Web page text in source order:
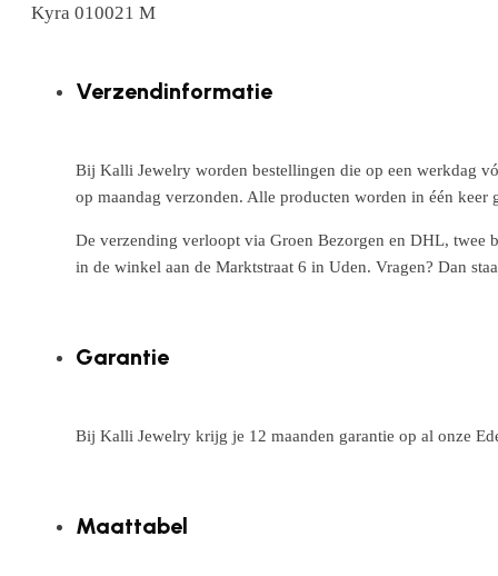
Kyra 010021 M
Verzendinformatie
Bij Kalli Jewelry worden bestellingen die op een werkdag
op maandag verzonden. Alle producten worden in één
De verzending verloopt via Groen Bezorgen en DHL, twee
in de winkel aan de Marktstraat 6 in Uden. Vragen? Dan
Garantie
Bij Kalli Jewelry krijg je 12 maanden garantie op al onze
Maattabel